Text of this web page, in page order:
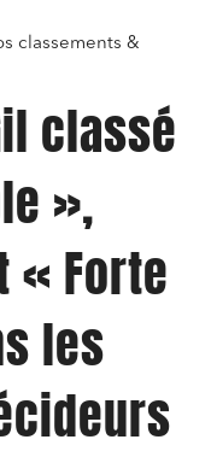
classements &
classé
»,
« Forte
les